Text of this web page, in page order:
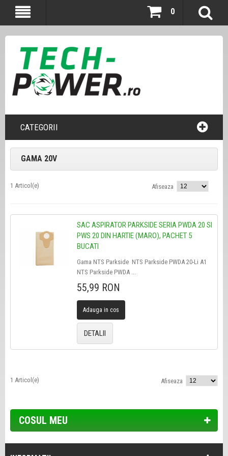
0
CATEGORII
GAMA 20V
1 Articol(e) Afiseaza
SAC ASPIRATOR PARKSIDE SERIA PWDA 20 SI
PWS 20 DIN HARTIE (MARO), PACHET 5
BUCATI
Gama NTS Parkside NTS Parkside PWDA 20-Li A1
NTS Parkside PWDA ...
55,99 RON
Adauga in cos
DETALII
1 Articol(e) Afiseaza
COSUL MEU